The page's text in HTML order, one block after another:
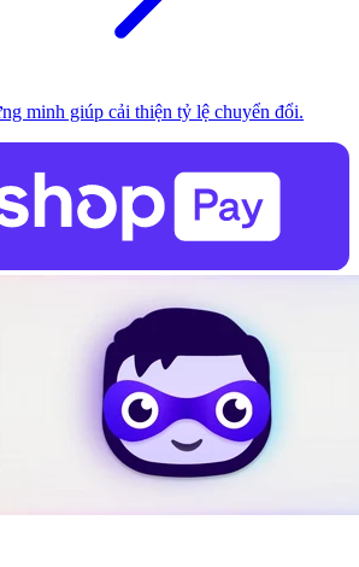
minh giúp cải thiện tỷ lệ chuyển đổi.